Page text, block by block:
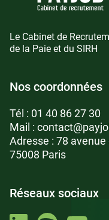
Le Cabinet de
de la Paie et du SIRH
Nos coordonnées
Tél : 01 40 86 27 30
Mail :
Adresse : 78
75008 Paris
Réseaux sociaux